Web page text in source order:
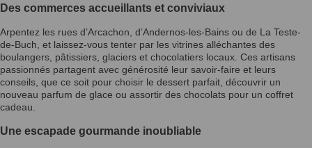
Des commerces accueillants et conviviaux
Arpentez les rues d’Arcachon, d’Andernos-les-Bains ou de La Teste-
de-Buch, et laissez-vous tenter par les vitrines alléchantes des
boulangers, pâtissiers, glaciers et chocolatiers locaux. Ces artisans
passionnés partagent avec générosité leur savoir-faire et leurs
conseils, que ce soit pour choisir le dessert parfait, découvrir un
nouveau parfum de glace ou assortir des chocolats pour un coffret
cadeau.
Une escapade gourmande inoubliable